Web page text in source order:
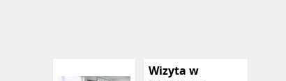
Wizyta w